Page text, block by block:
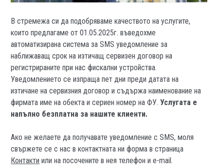
В стремежа си да подобряваме качеството на услугите,
които предлагаме от 01.05.2025г. въведохме
автоматизирана система за SMS уведомление за
наближаващ срок на изтичащ сервизен договор на
регистрираните при нас фискални устройства.
Уведомлението се изпраща пет дни преди датата на
изтичане на сервизния договор и съдържа наименование на
фирмата име на обекта и сериен номер на ФУ.Услугата е
напълно безплатна за нашите клиенти.
Ако не желаете да получавате уведомление с SMS, моля
свържете се с нас в контактната ни форма в страница
Контакти или на посочените в нея телефон и e-mail.